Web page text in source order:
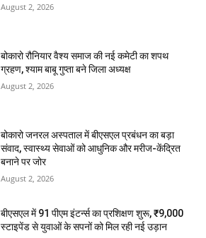
August 2, 2026
बोकारो रौनियार वैश्य समाज की नई कमेटी का शपथ
ग्रहण, श्याम बाबू गुप्ता बने जिला अध्यक्ष
August 2, 2026
बोकारो जनरल अस्पताल में बीएसएल प्रबंधन का बड़ा
संवाद, स्वास्थ्य सेवाओं को आधुनिक और मरीज-केंद्रित
बनाने पर जोर
August 2, 2026
बीएसएल में 91 पीएम इंटर्न्स का प्रशिक्षण शुरू, ₹9,000
स्टाइपेंड से युवाओं के सपनों को मिल रही नई उड़ान